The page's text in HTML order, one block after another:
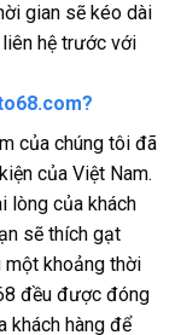
gian sẽ kéo dài
hệ trước với
của chúng tôi đã
của Việt Nam.
lòng của khách
sẽ thích gạt
một khoảng thời
đều được đóng
khách hàng để